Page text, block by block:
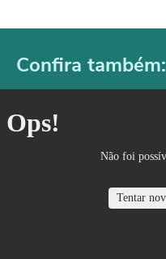
Confira também: